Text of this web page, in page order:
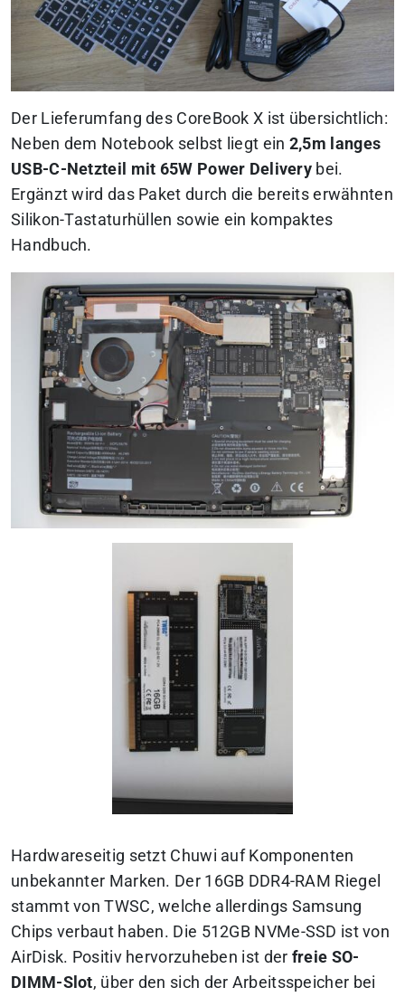
Der Lieferumfang des CoreBook X ist übersichtlich:
Neben dem Notebook selbst liegt ein 2,5m langes
USB-C-Netzteil mit 65W Power Delivery bei.
Ergänzt wird das Paket durch die bereits erwähnten
Silikon-Tastaturhüllen sowie ein kompaktes
Handbuch.
Hardwareseitig setzt Chuwi auf Komponenten
unbekannter Marken. Der 16GB DDR4-RAM Riegel
stammt von TWSC, welche allerdings Samsung
Chips verbaut haben. Die 512GB NVMe-SSD ist von
AirDisk. Positiv hervorzuheben ist der freie SO-
DIMM-Slot, über den sich der Arbeitsspeicher bei